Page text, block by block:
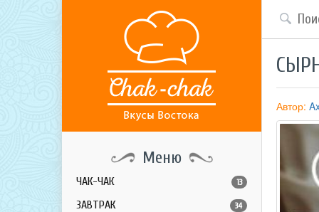
Меню
ЧАК-ЧАК 13
ЗАВТРАК 34
Автор: